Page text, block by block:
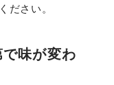
ださい。
味が変わ